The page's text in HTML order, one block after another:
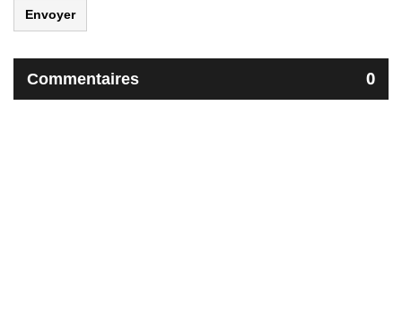
Envoyer
Commentaires 0